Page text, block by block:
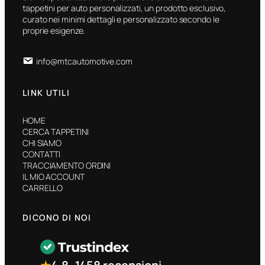
tappetini per auto personalizzati, un prodotto esclusivo,
curato nei minimi dettagli e personalizzato secondo le
proprie esigenze.
info@mtcautomotive.com
LINK UTILI
HOME
CERCA TAPPETINI
CHI SIAMO
CONTATTI
TRACCIAMENTO ORDINI
IL MIO ACCOUNT
CARRELLO
DICONO DI NOI